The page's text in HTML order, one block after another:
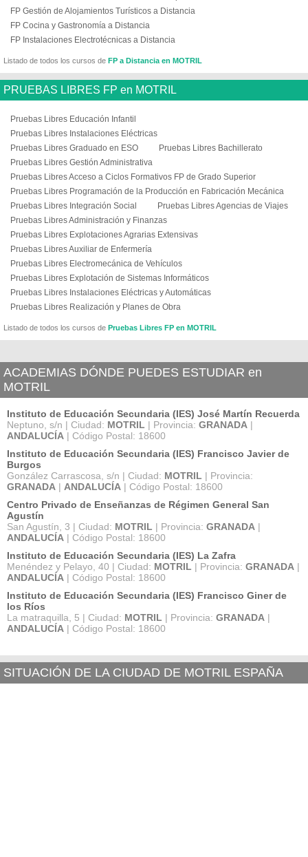
FP Gestión de Alojamientos Turísticos a Distancia
FP Cocina y Gastronomía a Distancia
FP Instalaciones Electrotécnicas a Distancia
Listado de todos los cursos de FP a Distancia en MOTRIL
PRUEBAS LIBRES FP en MOTRIL
Pruebas Libres Educación Infantil
Pruebas Libres Instalaciones Eléctricas
Pruebas Libres Graduado en ESO
Pruebas Libres Bachillerato
Pruebas Libres Gestión Administrativa
Pruebas Libres Acceso a Ciclos Formativos FP de Grado Superior
Pruebas Libres Programación de la Producción en Fabricación Mecánica
Pruebas Libres Integración Social
Pruebas Libres Agencias de Viajes
Pruebas Libres Administración y Finanzas
Pruebas Libres Explotaciones Agrarias Extensivas
Pruebas Libres Auxiliar de Enfermería
Pruebas Libres Electromecánica de Vehículos
Pruebas Libres Explotación de Sistemas Informáticos
Pruebas Libres Instalaciones Eléctricas y Automáticas
Pruebas Libres Realización y Planes de Obra
Listado de todos los cursos de Pruebas Libres FP en MOTRIL
ACADEMIAS DÓNDE PUEDES ESTUDIAR en
MOTRIL
Instituto de Educación Secundaria (IES) José Martín Recuerda
Neptuno, s/n | Ciudad: MOTRIL | Provincia: GRANADA |
ANDALUCÍA | Código Postal: 18600
Instituto de Educación Secundaria (IES) Francisco Javier de
Burgos
González Carrascosa, s/n | Ciudad: MOTRIL | Provincia:
GRANADA | ANDALUCÍA | Código Postal: 18600
Centro Privado de Enseñanzas de Régimen General San
Agustín
San Agustín, 3 | Ciudad: MOTRIL | Provincia: GRANADA |
ANDALUCÍA | Código Postal: 18600
Instituto de Educación Secundaria (IES) La Zafra
Menéndez y Pelayo, 40 | Ciudad: MOTRIL | Provincia: GRANADA |
ANDALUCÍA | Código Postal: 18600
Instituto de Educación Secundaria (IES) Francisco Giner de
los Ríos
La matraquilla, 5 | Ciudad: MOTRIL | Provincia: GRANADA |
ANDALUCÍA | Código Postal: 18600
SITUACIÓN DE LA CIUDAD DE MOTRIL ESPAÑA